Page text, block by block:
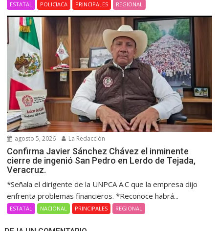
ESTATAL POLICIACA PRINCIPALES REGIONAL
agosto 5, 2026 La Redacción
Confirma Javier Sánchez Chávez el inminente
cierre de ingenió San Pedro en Lerdo de Tejada,
Veracruz.
*Señala el dirigente de la UNPCA A.C que la empresa dijo
enfrenta problemas financieros. *Reconoce habrá...
ESTATAL NACIONAL PRINCIPALES REGIONAL